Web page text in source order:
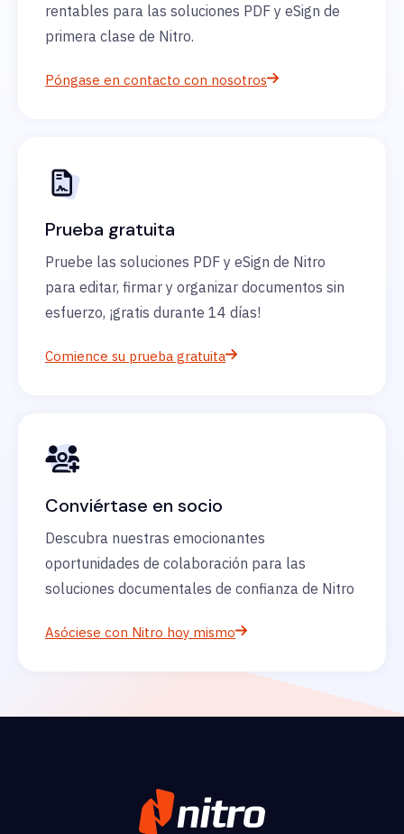
rentables para las soluciones PDF y eSign de
primera clase de Nitro.
Póngase en contacto con nosotros
Prueba gratuita
Pruebe las soluciones PDF y eSign de Nitro
para editar, firmar y organizar documentos sin
esfuerzo, ¡gratis durante 14 días!
Comience su prueba gratuita
Conviértase en socio
Descubra nuestras emocionantes
oportunidades de colaboración para las
soluciones documentales de confianza de Nitro
Asóciese con Nitro hoy mismo